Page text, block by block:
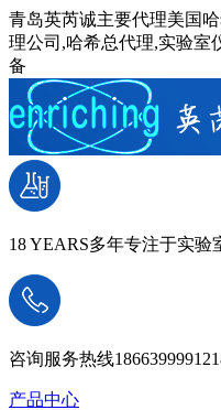
青岛英芮诚主要代理美国
理公司,哈希总代理,实验室
备
18 YEARS多年专注于实验
咨询服务热线18663999912
产品中心